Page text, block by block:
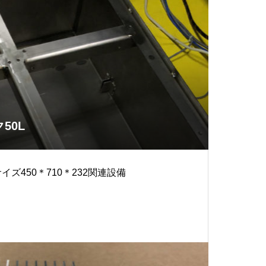
50L
ズ450＊710＊232関連設備